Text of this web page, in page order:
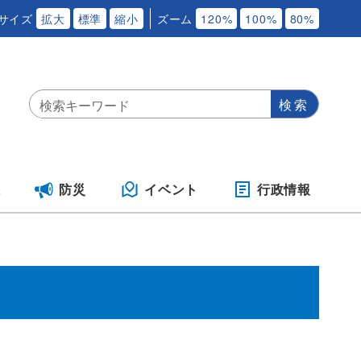
イズ 拡大 標準 縮小 ズーム 120% 100% 80%
防災 イベント 行政情報